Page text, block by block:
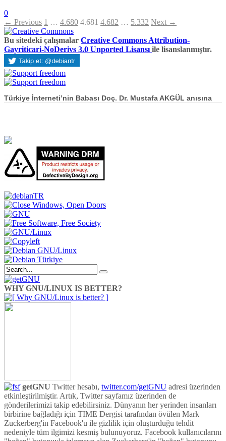
0
← Previous 1 … 4.680 4.681 4.682 … 5.332 Next →
Bu sitedeki çalışmalar Creative Commons Attribution-
Gayriticari-NoDerivs 3.0 Unported Lisansı ile lisanslanmıştır.
Türkiye İnterneti’nin Babası Doç. Dr. Mustafa AKGÜL anısına
WHY GNU/LINUX IS BETTER?
getGNU Twitter hesabı, twitter.com/getGNU adresi üzerinden
etkinleştirilmiştir. Artık, Twitter sayfamız üzerinden de
gönderilerimizi takip edebilirsiniz. Dünyanın her yerinden insanları
birbirine bağladığı için TIME Dergisi tarafından övülen Mark
Zuckerberg'in Facebook'u ile gizlilik için oluşturduğu tehdit
nedeniyle tüm ilgimizi kesmiş bulunuyoruz. Facebook kullanıcılarını